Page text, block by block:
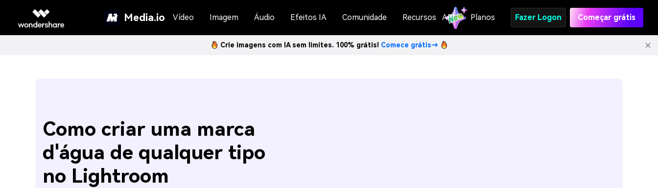
Media.io Vídeo Imagem Áudio Efeitos IA Comunidade Recursos API Planos Fazer Logon Começar grátis
Crie imagens com IA sem limites. 100% grátis! Comece grátis→
Como criar uma marca
d'água de qualquer tipo
no Lightroom